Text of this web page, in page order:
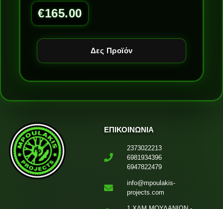
€165.00
Δες Προϊόν
ΕΠΙΚΟΙΝΩΝΙΑ
2373022213
6981934396
6947822479
info@mpoulakis-
projects.com